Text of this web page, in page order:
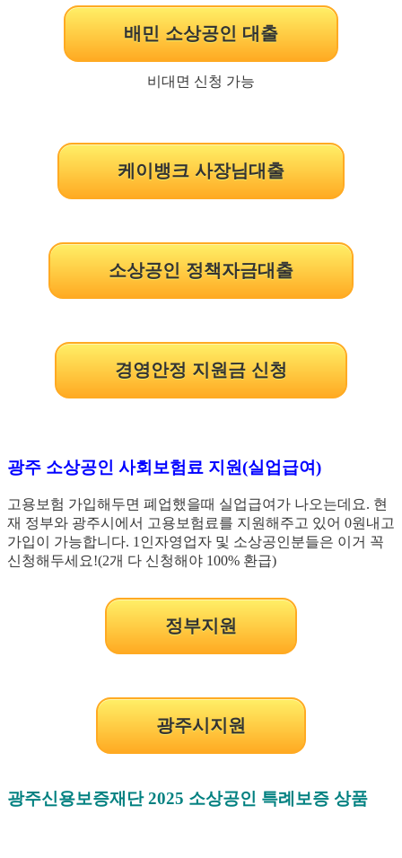
배민 소상공인 대출
비대면 신청 가능
케이뱅크 사장님대출
소상공인 정책자금대출
경영안정 지원금 신청
광주 소상공인 사회보험료 지원(실업급여)
고용보험 가입해두면 폐업했을때 실업급여가 나오는데요. 현
재 정부와 광주시에서 고용보험료를 지원해주고 있어 0원내고
가입이 가능합니다. 1인자영업자 및 소상공인분들은 이거 꼭
신청해두세요!(2개 다 신청해야 100% 환급)
정부지원
광주시지원
광주신용보증재단 2025 소상공인 특례보증 상품